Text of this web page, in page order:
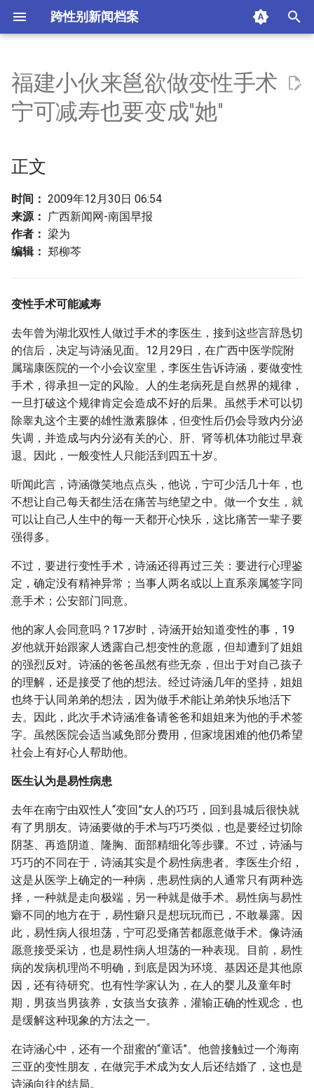
跨性别新闻档案
n
a
l
i
z
n
s
e
a
r
c
正文
附加信息 [Processed Page
福建小伙来邕欲做变性手术
宁可减寿也要变成"她"
正文
时间： 2009年12月30日 06:54
来源： 广西新闻网-南国早报
作者： 梁为
编辑： 郑柳芩
变性手术可能减寿
去年曾为湖北双性人做过手术的李医生，接到这些言辞恳切
的信后，决定与诗涵见面。12月29日，在广西中医学院附
属瑞康医院的一个小会议室里，李医生告诉诗涵，要做变性
手术，得承担一定的风险。人的生老病死是自然界的规律，
一旦打破这个规律肯定会造成不好的后果。虽然手术可以切
除睾丸这个主要的雄性激素腺体，但变性后仍会导致内分泌
失调，并造成与内分泌有关的心、肝、肾等机体功能过早衰
退。因此，一般变性人只能活到四五十岁。
听闻此言，诗涵微笑地点点头，他说，宁可少活几十年，也
不想让自己每天都生活在痛苦与绝望之中。做一个女生，就
可以让自己人生中的每一天都开心快乐，这比痛苦一辈子要
强得多。
不过，要进行变性手术，诗涵还得再过三关：要进行心理鉴
定，确定没有精神异常；当事人两名或以上直系亲属签字同
意手术；公安部门同意。
他的家人会同意吗？17岁时，诗涵开始知道变性的事，19
岁他就开始跟家人透露自己想变性的意愿，但却遭到了姐姐
的强烈反对。诗涵的爸爸虽然有些无奈，但出于对自己孩子
的理解，还是接受了他的想法。经过诗涵几年的坚持，姐姐
也终于认同弟弟的想法，因为做手术能让弟弟快乐地活下
去。因此，此次手术诗涵准备请爸爸和姐姐来为他的手术签
字。虽然医院会适当减免部分费用，但家境困难的他仍希望
社会上有好心人帮助他。
医生认为是易性病患
去年在南宁由双性人“变回”女人的巧巧，回到县城后很快就
有了男朋友。诗涵要做的手术与巧巧类似，也是要经过切除
阴茎、再造阴道、隆胸、面部精细化等步骤。不过，诗涵与
巧巧的不同在于，诗涵其实是个易性病患者。李医生介绍，
这是从医学上确定的一种病，患易性病的人通常只有两种选
择，一种就是走向极端，另一种就是做手术。易性病与易性
癖不同的地方在于，易性癖只是想玩玩而已，不敢暴露。因
此，易性病人很坦荡，宁可忍受痛苦都愿意做手术。像诗涵
愿意接受采访，也是易性病人坦荡的一种表现。目前，易性
病的发病机理尚不明确，到底是因为环境、基因还是其他原
因，还有待研究。也有性学家认为，在人的婴儿及童年时
期，男孩当男孩养，女孩当女孩养，灌输正确的性观念，也
是缓解这种现象的方法之一。
在诗涵心中，还有一个甜蜜的“童话”。他曾接触过一个海南
三亚的变性朋友，在做完手术成为女人后还结婚了，这也是
诗涵向往的结局。